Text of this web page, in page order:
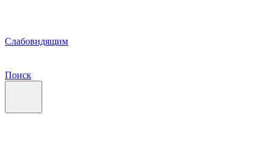
Слабовидящим
Поиск